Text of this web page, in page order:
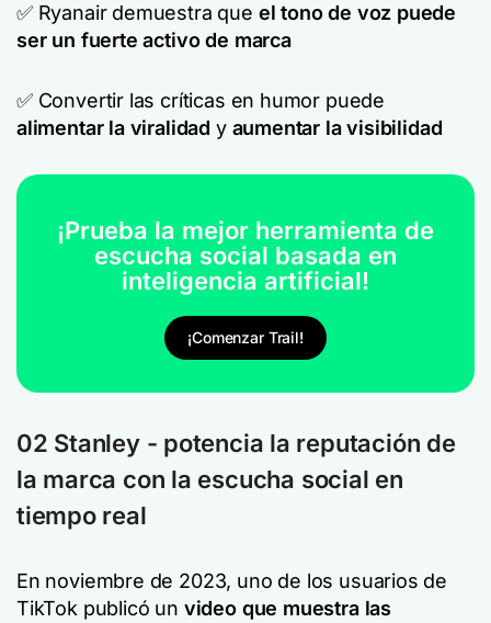
✅ Ryanair demuestra que el tono de voz puede
ser un fuerte activo de marca
✅ Convertir las críticas en humor puede
alimentar la viralidad y aumentar la visibilidad
¡Prueba la mejor herramienta de
escucha social basada en
inteligencia artificial!
¡Comenzar Trail!
02 Stanley - potencia la reputación de
la marca con la escucha social en
tiempo real
En noviembre de 2023, uno de los usuarios de
TikTok publicó un video que muestra las